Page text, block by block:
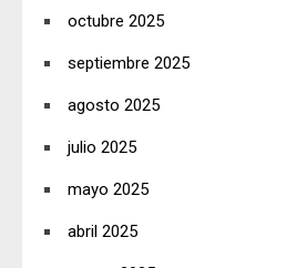
octubre 2025
septiembre 2025
agosto 2025
julio 2025
mayo 2025
abril 2025